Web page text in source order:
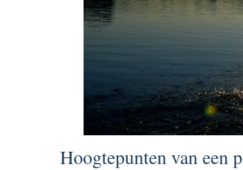
Hoogtepunten van een